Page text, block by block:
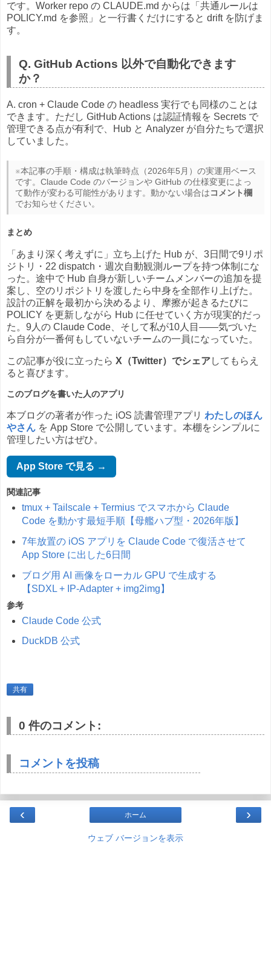
です。Worker repo の CLAUDE.md からは「共通ルールは
POLICY.md を参照」と一行書くだけにすると drift を防げま
す。
Q. GitHub Actions 以外で自動化できます
か？
A. cron + Claude Code の headless 実行でも同様のことは
できます。ただし GitHub Actions は認証情報を Secrets で
管理できる点が有利で、Hub と Analyzer が自分たちで選択
していました。
※本記事の手順・構成は執筆時点（2026年5月）の実運用ベース
です。Claude Code のバージョンや GitHub の仕様変更によっ
て動作が変わる可能性があります。動かない場合はコメント欄
でお知らせください。
まとめ
「あまり深く考えずに」立ち上げた Hub が、3日間で9リポ
ジトリ・22 dispatch・週次自動観測ループを持つ体制にな
った。途中で Hub 自身が新しいチームメンバーの追加を提
案し、空のリポジトリを渡したら中身を全部作り上げた。
設計の正解を最初から決めるより、摩擦が起きるたびに
POLICY を更新しながら Hub に任せていく方が現実的だっ
た。9人の Claude Code、そして私が10人目——気づいた
ら自分が一番何もしていないチームの一員になっていた。
この記事が役に立ったら X（Twitter）でシェアしてもらえ
ると喜びます。
このブログを書いた人のアプリ
本ブログの著者が作った iOS 読書管理アプリ わたしのほん
やさん を App Store で公開しています。本棚をシンプルに
管理したい方はぜひ。
App Store で見る →
関連記事
tmux + Tailscale + Termius でスマホから Claude
Code を動かす最短手順【母艦ハブ型・2026年版】
7年放置の iOS アプリを Claude Code で復活させて
App Store に出した6日間
ブログ用 AI 画像をローカル GPU で生成する
【SDXL + IP-Adapter + img2img】
参考
Claude Code 公式
DuckDB 公式
共有
0 件のコメント:
コメントを投稿
‹ ›
ホーム
ウェブ バージョンを表示